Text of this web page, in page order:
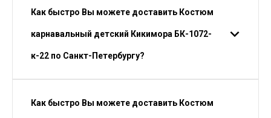
Как быстро Вы можете доставить Костюм
карнавальный детский Кикимора БК-1072-
к-22 по Санкт-Петербургу?
Как быстро Вы можете доставить Костюм